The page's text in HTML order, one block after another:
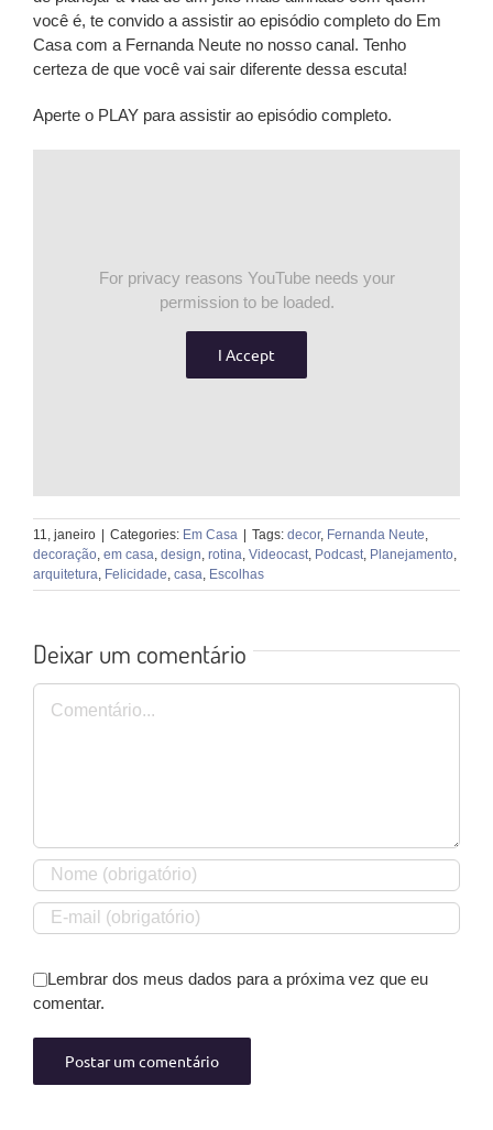
você é, te convido a assistir ao episódio completo do Em
Casa com a Fernanda Neute no nosso canal. Tenho
certeza de que você vai sair diferente dessa escuta!
Aperte o PLAY para assistir ao episódio completo.
For privacy reasons YouTube needs your
permission to be loaded.
I Accept
11, janeiro | Categories: Em Casa | Tags: decor, Fernanda Neute
decoração em casa design rotina Videocast Podcast Planejamento
arquitetura Felicidade casa Escolhas
Deixar um comentário
Comentário
Lembrar dos meus dados para a próxima vez que eu
comentar.